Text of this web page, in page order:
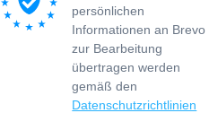
persönlichen
Informationen an Brevo
zur Bearbeitung
übertragen werden
gemäß den
Datenschutzrichtlinien